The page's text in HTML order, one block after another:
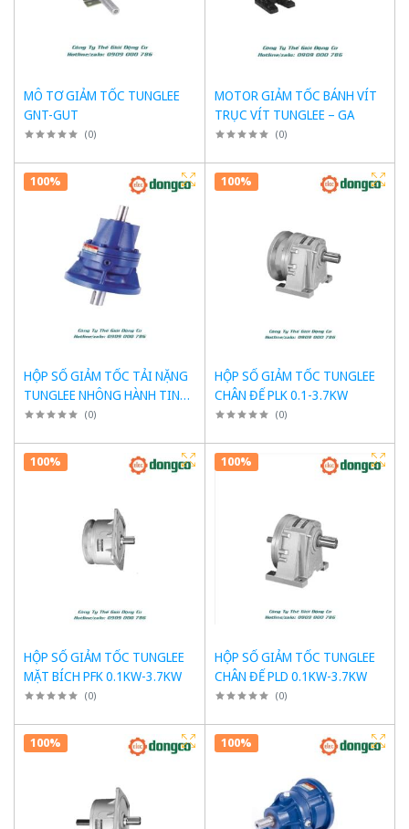
MÔ TƠ GIẢM TỐC TUNGLEE
GNT-GUT
(0)
MOTOR GIẢM TỐC BÁNH VÍT
TRỤC VÍT TUNGLEE – GA
(0)
100%
HỘP SỐ GIẢM TỐC TẢI NẶNG
TUNGLEE NHÔNG HÀNH TINH
MẶT BÍCH VS200-VS313
(0)
100%
HỘP SỐ GIẢM TỐC TUNGLEE
CHÂN ĐẾ PLK 0.1-3.7KW
(0)
100%
HỘP SỐ GIẢM TỐC TUNGLEE
MẶT BÍCH PFK 0.1KW-3.7KW
(0)
100%
HỘP SỐ GIẢM TỐC TUNGLEE
CHÂN ĐẾ PLD 0.1KW-3.7KW
(0)
100% 100%